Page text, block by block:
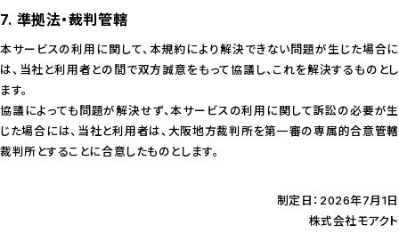
7. 準拠法・裁判管轄
本サービスの利用に関して、本規約により解決できない問題が生じた場合に
は、当社と利用者との間で双方誠意をもって協議し、これを解決するものとし
ます。
協議によっても問題が解決せず、本サービスの利用に関して訴訟の必要が生
じた場合には、当社と利用者は、大阪地方裁判所を第一審の専属的合意管轄
裁判所とすることに合意したものとします。
制定日：2026年7月1日
株式会社モアクト